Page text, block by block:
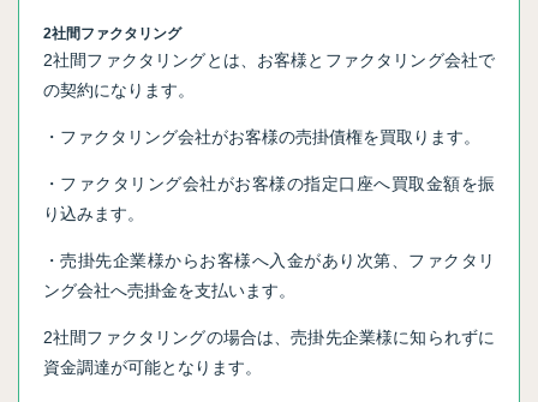
2社間ファクタリング
2社間ファクタリングとは、お客様とファクタリング会社で
の契約になります。
・ファクタリング会社がお客様の売掛債権を買取ります。
・ファクタリング会社がお客様の指定口座へ買取金額を振
り込みます。
・売掛先企業様からお客様へ入金があり次第、ファクタリ
ング会社へ売掛金を支払います。
2社間ファクタリングの場合は、売掛先企業様に知られずに
資金調達が可能となります。